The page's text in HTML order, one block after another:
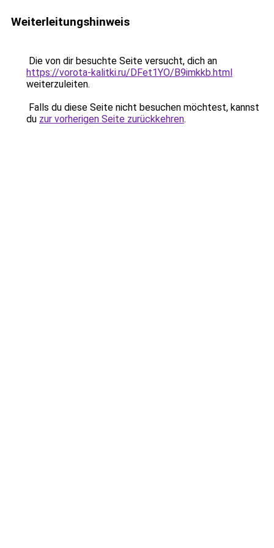
Weiterleitungshinweis
Die von dir besuchte Seite versucht, dich an
https://vorota-kalitki.ru/DFet1YO/B9imkkb.html
weiterzuleiten.
Falls du diese Seite nicht besuchen möchtest, kannst
du zur vorherigen Seite zurückkehren.